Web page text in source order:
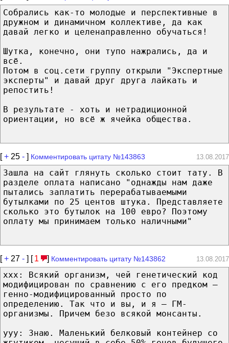
Собрались как-то молодые и перспективные в
дружном и динамичном коллективе, да как
давай легко и целенаправленно обучаться!
Шутка, конечно, они тупо нажрались, да и
всё.
Потом в соц.сети группу открыли "Экспертные
эксперты" и давай друг друга лайкать и
репостить!
В результате - хоть и нетрадиционной
ориентации, но всё ж ячейка общества.
[+ 25 - ] Комментировать цитату №143863 13.08.2017
Зашла на сайт глянуть сколько стоит тату. В
разделе оплата написано "однажды нам даже
пытались заплатить перерабатываемыми
бутылками по 25 центов штука. Представляете
сколько это бутылок на 100 евро? Поэтому
оплату мы принимаем только наличными"
[+ 27 - ] [ 1 ] Комментировать цитату №143862 13.08.2017
ххх: Всякий организм, чей генетический код
модифицирован по сравнению с его предком —
генно-модифицированный просто по
определению. Так что и вы, и я — ГМ-
организмы. Причем безо всякой монсанты.
yyy: Знаю. Маленький белковый контейнер со